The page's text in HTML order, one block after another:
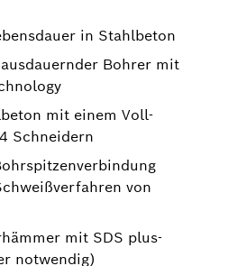
in Stahlbeton
Bohrer mit
mit einem Voll-
Schneidern
von
mit SDS plus-
notwendig)